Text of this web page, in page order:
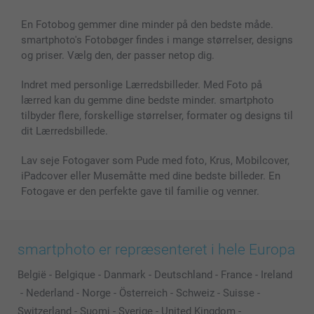
Cover til mobil & tablet
MyNameBook
Fotorammer & Tilbehør
Alle fotoprodukter
Sitemap
Betingelser og garantier
smartbonus
Priser & betaling
En Fotobog gemmer dine minder på den bedste måde.
smartphoto's Fotobøger findes i mange størrelser, designs
og priser. Vælg den, der passer netop dig.
Indret med personlige Lærredsbilleder. Med Foto på
lærred kan du gemme dine bedste minder. smartphoto
tilbyder flere, forskellige størrelser, formater og designs til
dit Lærredsbillede.
Lav seje Fotogaver som Pude med foto, Krus, Mobilcover,
iPadcover eller Musemåtte med dine bedste billeder. En
Fotogave er den perfekte gave til familie og venner.
smartphoto er repræsenteret i hele Europa
België - Belgique - Danmark - Deutschland - France - Ireland
- Nederland - Norge - Österreich - Schweiz - Suisse -
Switzerland - Suomi - Sverige - United Kingdom -